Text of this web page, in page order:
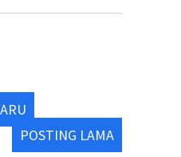
POSTING LAMA